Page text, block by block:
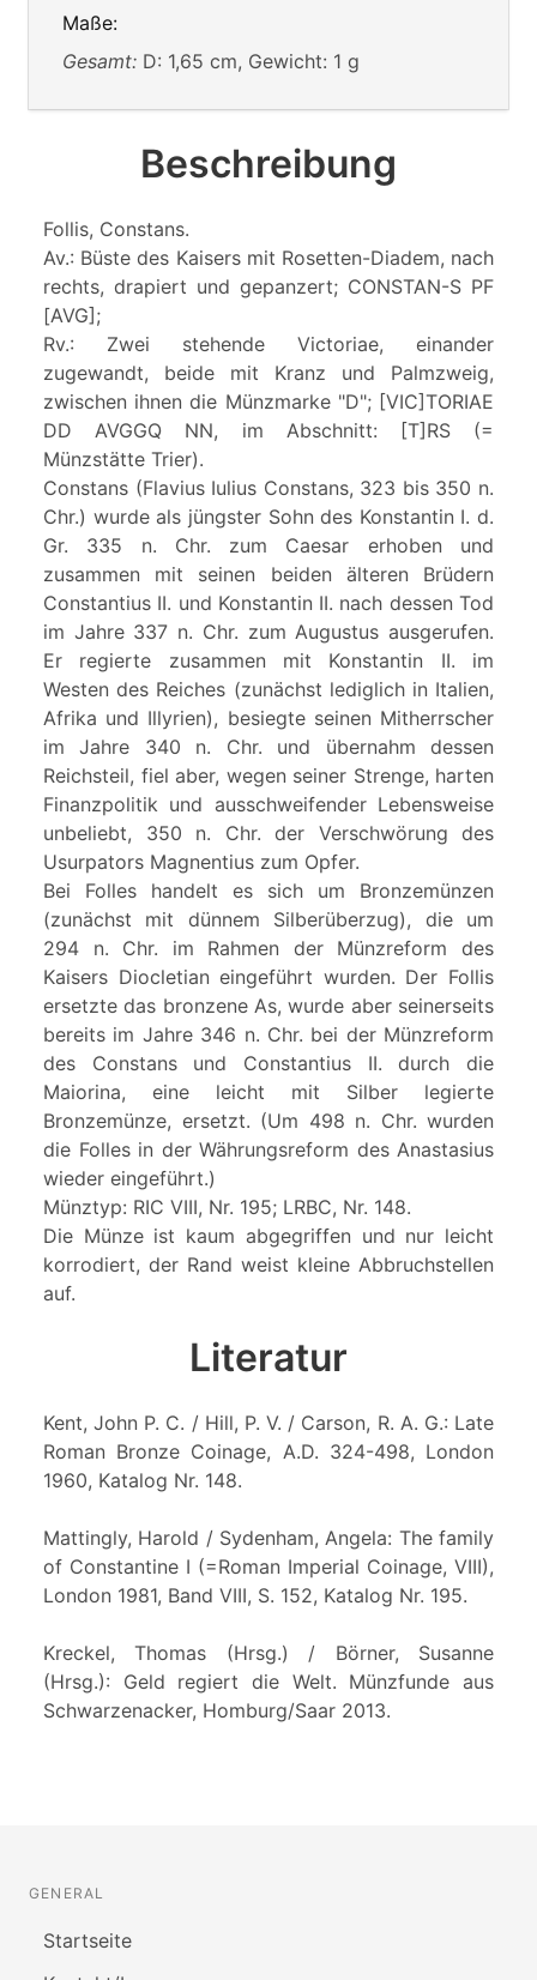
Maße:
Gesamt: D: 1,65 cm, Gewicht: 1 g
Beschreibung
Follis, Constans.
Av.: Büste des Kaisers mit Rosetten-Diadem, nach
rechts, drapiert und gepanzert; CONSTAN-S PF
[AVG];
Rv.: Zwei stehende Victoriae, einander
zugewandt, beide mit Kranz und Palmzweig,
zwischen ihnen die Münzmarke "D"; [VIC]TORIAE
DD AVGGQ NN, im Abschnitt: [T]RS (=
Münzstätte Trier).
Constans (Flavius Iulius Constans, 323 bis 350 n.
Chr.) wurde als jüngster Sohn des Konstantin I. d.
Gr. 335 n. Chr. zum Caesar erhoben und
zusammen mit seinen beiden älteren Brüdern
Constantius II. und Konstantin II. nach dessen Tod
im Jahre 337 n. Chr. zum Augustus ausgerufen.
Er regierte zusammen mit Konstantin II. im
Westen des Reiches (zunächst lediglich in Italien,
Afrika und Illyrien), besiegte seinen Mitherrscher
im Jahre 340 n. Chr. und übernahm dessen
Reichsteil, fiel aber, wegen seiner Strenge, harten
Finanzpolitik und ausschweifender Lebensweise
unbeliebt, 350 n. Chr. der Verschwörung des
Usurpators Magnentius zum Opfer.
Bei Folles handelt es sich um Bronzemünzen
(zunächst mit dünnem Silberüberzug), die um
294 n. Chr. im Rahmen der Münzreform des
Kaisers Diocletian eingeführt wurden. Der Follis
ersetzte das bronzene As, wurde aber seinerseits
bereits im Jahre 346 n. Chr. bei der Münzreform
des Constans und Constantius II. durch die
Maiorina, eine leicht mit Silber legierte
Bronzemünze, ersetzt. (Um 498 n. Chr. wurden
die Folles in der Währungsreform des Anastasius
wieder eingeführt.)
Münztyp: RIC VIII, Nr. 195; LRBC, Nr. 148.
Die Münze ist kaum abgegriffen und nur leicht
korrodiert, der Rand weist kleine Abbruchstellen
auf.
Literatur
Kent, John P. C. / Hill, P. V. / Carson, R. A. G.: Late
Roman Bronze Coinage, A.D. 324-498, London
1960, Katalog Nr. 148.
Mattingly, Harold / Sydenham, Angela: The family
of Constantine I (=Roman Imperial Coinage, VIII),
London 1981, Band VIII, S. 152, Katalog Nr. 195.
Kreckel, Thomas (Hrsg.) / Börner, Susanne
(Hrsg.): Geld regiert die Welt. Münzfunde aus
Schwarzenacker, Homburg/Saar 2013.
GENERAL
Startseite